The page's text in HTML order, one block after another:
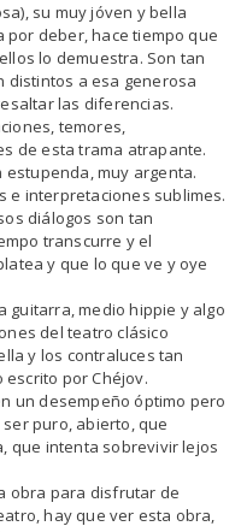
su muy jóven y bella
por deber, hace tiempo que
lo demuestra. Son tan
distintos a esa generosa
las diferencias.
temores,
de esta trama atrapante.
muy argenta.
e interpretaciones sublimes.
diálogos son tan
transcurre y el
y que lo que ve y oye
guitarra, medio hippie y algo
del teatro clásico
y los contraluces tan
por Chéjov.
un desempeño óptimo pero
puro, abierto, que
que intenta sobrevivir lejos
obra para disfrutar de
hay que ver esta obra,